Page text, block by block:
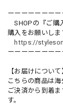
ーーーーーーーー
SHOPの『ご購
購入をお願いしま
https://
ーーーーーーーー
【お届けについて
こちらの商品は海
ご決済から到着
す。